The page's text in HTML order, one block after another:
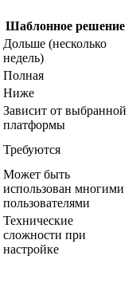
Шаблонное решение
Дольше (несколько
недель)
Полная
Ниже
Зависит от выбранной
платформы
Требуются
Может быть
использован многими
пользователями
Технические
сложности при
настройке